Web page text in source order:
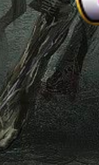
& Bandar